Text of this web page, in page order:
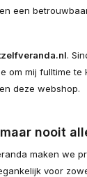
een
.
om mij fulltime
deze webshop.
nooit
maken we
voor